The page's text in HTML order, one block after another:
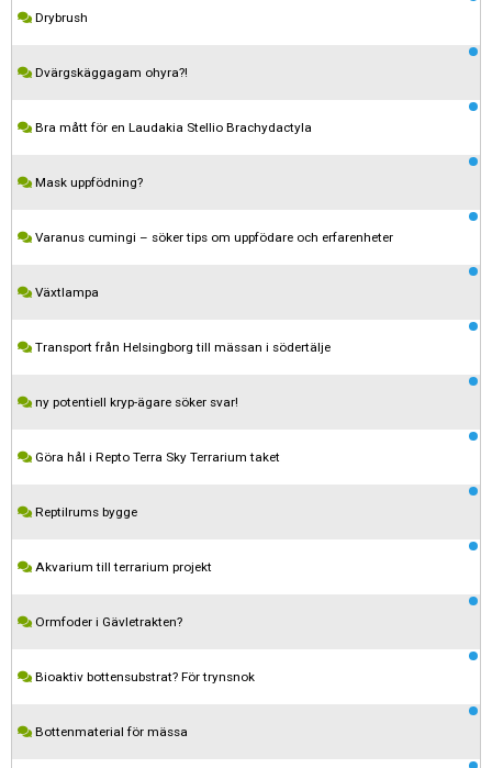
Drybrush
Dvärgskäggagam ohyra?!
Bra mått för en Laudakia Stellio Brachydactyla
Mask uppfödning?
Varanus cumingi – söker tips om uppfödare och erfarenheter
Växtlampa
Transport från Helsingborg till mässan i södertälje
ny potentiell kryp-ägare söker svar!
Göra hål i Repto Terra Sky Terrarium taket
Reptilrums bygge
Akvarium till terrarium projekt
Ormfoder i Gävletrakten?
Bioaktiv bottensubstrat? För trynsnok
Bottenmaterial för mässa